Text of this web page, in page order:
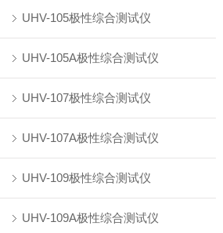
UHV-105极性综合测试仪
UHV-105A极性综合测试仪
UHV-107极性综合测试仪
UHV-107A极性综合测试仪
UHV-109极性综合测试仪
UHV-109A极性综合测试仪